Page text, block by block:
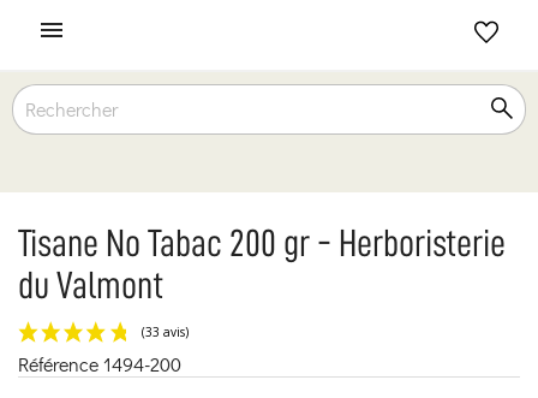

Tisane No Tabac 200 gr - Herboristerie
du Valmont
Référence1494-200